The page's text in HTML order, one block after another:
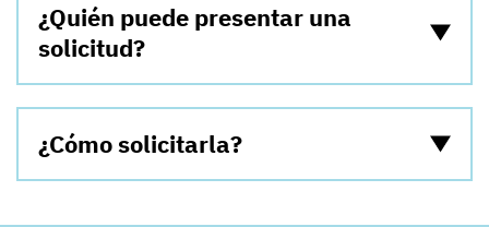
¿Quién puede presentar una
solicitud?
¿Cómo solicitarla?